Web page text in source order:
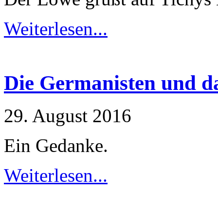
Weiterlesen...
Die Germanisten und
29. August 2016
Ein Gedanke.
Weiterlesen...